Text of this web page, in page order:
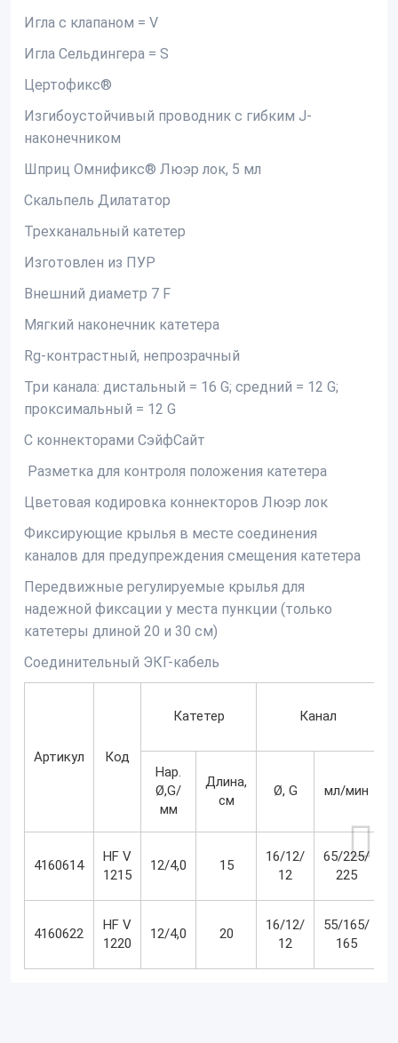
Игла с клапаном = V
Игла Сельдингера = S
Цертофикс®
Изгибоустойчивый проводник с гибким J-
наконечником
Шприц Омнификс® Люэр лок, 5 мл
Скальпель Дилататор
Трехканальный катетер
Изготовлен из ПУР
Внешний диаметр 7 F
Мягкий наконечник катетера
Rg-контрастный, непрозрачный
Три канала: дистальный = 16 G; средний = 12 G;
проксимальный = 12 G
С коннекторами СэйфСайт
Разметка для контроля положения катетера
Цветовая кодировка коннекторов Люэр лок
Фиксирующие крылья в месте соединения
каналов для предупреждения смещения катетера
Передвижные регулируемые крылья для
надежной фиксации у места пункции (только
катетеры длиной 20 и 30 см)
Соединительный ЭКГ-кабель
Артикул Код
Катетер Канал
Нар.
Ø,G/
мм
Длина,
см
Ø, G мл/мин
4160614
HF V
1215
12/4,0 15
16/12/
12
65/225/
225
4160622
HF V
1220
12/4,0 20
16/12/
12
55/165/
165